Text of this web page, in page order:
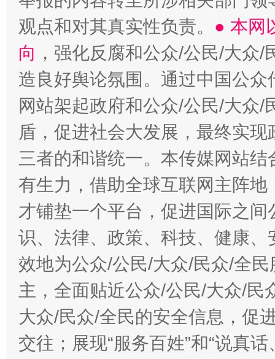
观点和对其真实性负责。 ● 本网
向 ，强化反腐和公众/公民/大众
造良好舆论氛围。通过中国公
网站架起政府和公众/公民/大众
盾，促进社会大发展，最终实
三者的和谐统一。本传媒网站
有生力，借助全球互联网主阵
才铺垫一个平台，促进国际之
识、法律、政策、科技、健康
效地为公众/公民/大众/民众/全
主，全面贴近公众/公民/大众/民
大众/民众/全民的安全信息，促
交往；展现“服务百姓”和“说真